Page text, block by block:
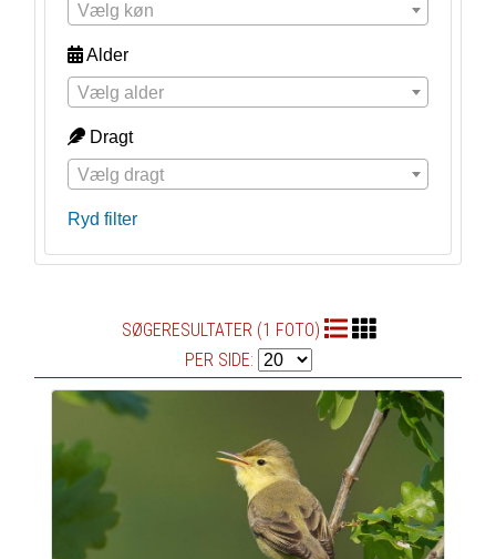
Vælg køn
Alder
Vælg alder
Dragt
Vælg dragt
Ryd filter
SØGERESULTATER (1 FOTO)
PER SIDE: